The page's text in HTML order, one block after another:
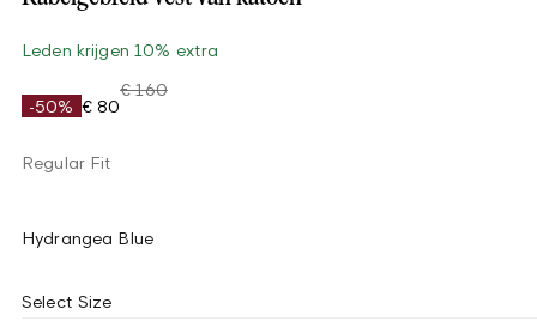
Leden krijgen 10% extra
-50% € 80
€ 160
Regular Fit
Hydrangea Blue
Select Size